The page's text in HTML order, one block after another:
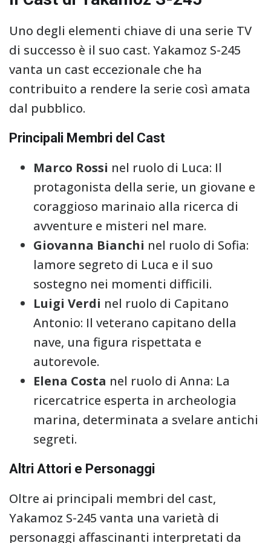
Uno degli elementi chiave di una serie TV
di successo è il suo cast. Yakamoz S-245
vanta un cast eccezionale che ha
contribuito a rendere la serie così amata
dal pubblico.
Principali Membri del Cast
Marco Rossi nel ruolo di Luca: Il
protagonista della serie, un giovane e
coraggioso marinaio alla ricerca di
avventure e misteri nel mare.
Giovanna Bianchi nel ruolo di Sofia:
lamore segreto di Luca e il suo
sostegno nei momenti difficili.
Luigi Verdi nel ruolo di Capitano
Antonio: Il veterano capitano della
nave, una figura rispettata e
autorevole.
Elena Costa nel ruolo di Anna: La
ricercatrice esperta in archeologia
marina, determinata a svelare antichi
segreti.
Altri Attori e Personaggi
Oltre ai principali membri del cast,
Yakamoz S-245 vanta una varietà di
personaggi affascinanti interpretati da